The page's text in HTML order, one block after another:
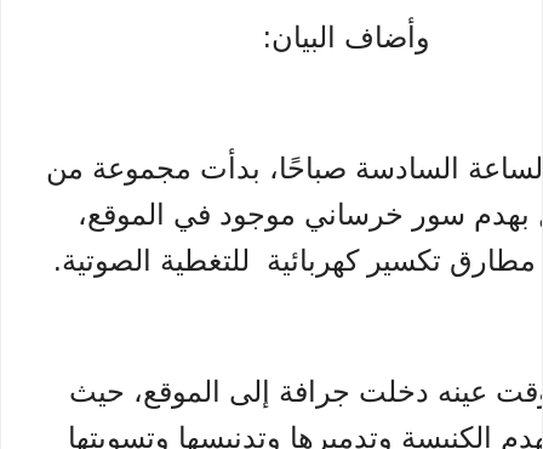
وأضاف البيان:
السادسة صباحًا، بدأت مجموعة من
بهدم سور خرساني موجود في الموقع،
تكسير كهربائية للتغطية الصوتية.
عينه دخلت جرافة إلى الموقع، حيث
الكنيسة وتدميرها وتدنيسها وتسويتها